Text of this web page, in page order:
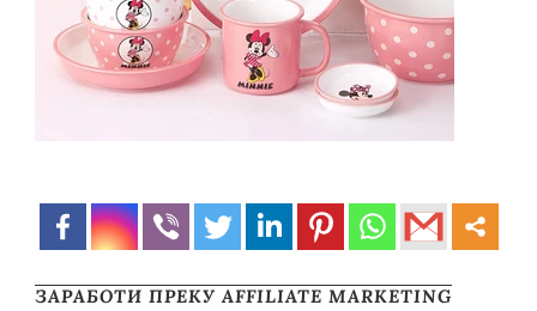
ЗАРАБОТИ ПРЕКУ AFFILIATE MARKETING